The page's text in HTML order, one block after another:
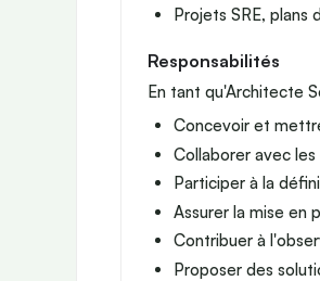
Projets SRE,
Responsabilités
En tant qu'Architecte
Concevoir et
Collaborer avec
Participer à la
Assurer la mise en
Contribuer à
Proposer des